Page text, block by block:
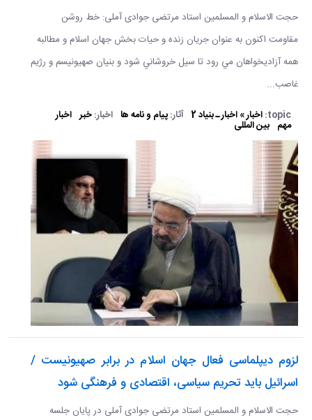
حجت الاسلام و المسلمین استاد مرتضی جوادی آملی: خط روشن
مقاومت اكنون به عنوان جريان زنده و حيات بخش جهان اسلام و مطالبه
همه آزاديخواهان مي رود تا سيل خروشاني شود و بنيان صهيونيسم و رژيم
غاصب...
topic: اخبار » اخبار ـ بنیاد 2 آثار:پیام و نامه ها اخبار:خبر اخبار
مهم بین المللی
لزوم دیپلماسی فعال جهان اسلام در برابر صهیونیست /
اسرائیل باید تحریم سیاسی، اقتصادی و فرهنگی شود
حجت الاسلام و المسلمین استاد مرتضی جوادی آملی در پایان جلسه